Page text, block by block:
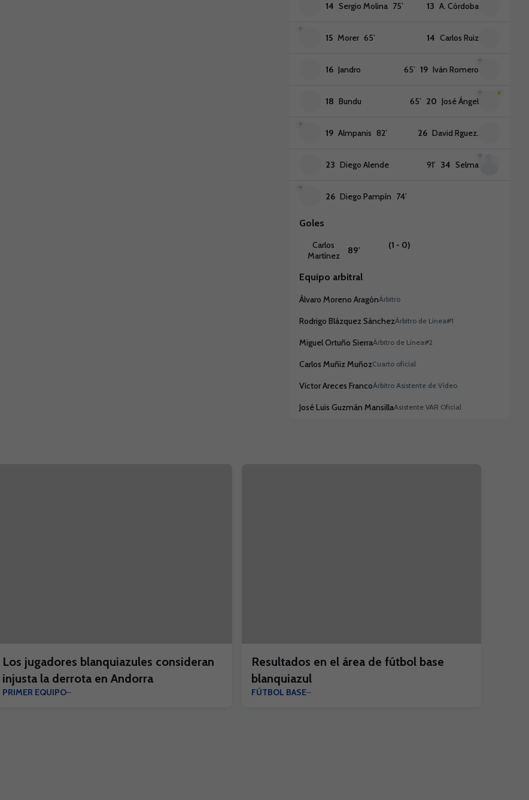
14 Sergio Molina 75’ 13 A. Córdoba
15 Morer 65’ 14 Carlos Ruiz
16 Jandro 19 Iván Romero
65’
18 Bundu 20 José Ángel
65’
19 Almpanis 82’ 26 David Rguez.
23 Diego Alende 34 Selma
91’
26 Diego Pampín 74’
Goles
Carlos
Martínez
89’ (1 - 0)
Equipo arbitral
Álvaro Moreno AragónÁrbitro
Rodrigo Blázquez SánchezÁrbitro de Línea#1
Miguel Ortuño SierraÁrbitro de Línea#2
Carlos Muñiz MuñozCuarto oficial
Víctor Areces FrancoÁrbitro Asistente de Vídeo
José Luis Guzmán MansillaAsistente VAR Oficial
Los jugadores blanquiazules consideran
injusta la derrota en Andorra
PRIMER EQUIPO
Resultados en el área de fútbol base
blanquiazul
FÚTBOL BASE